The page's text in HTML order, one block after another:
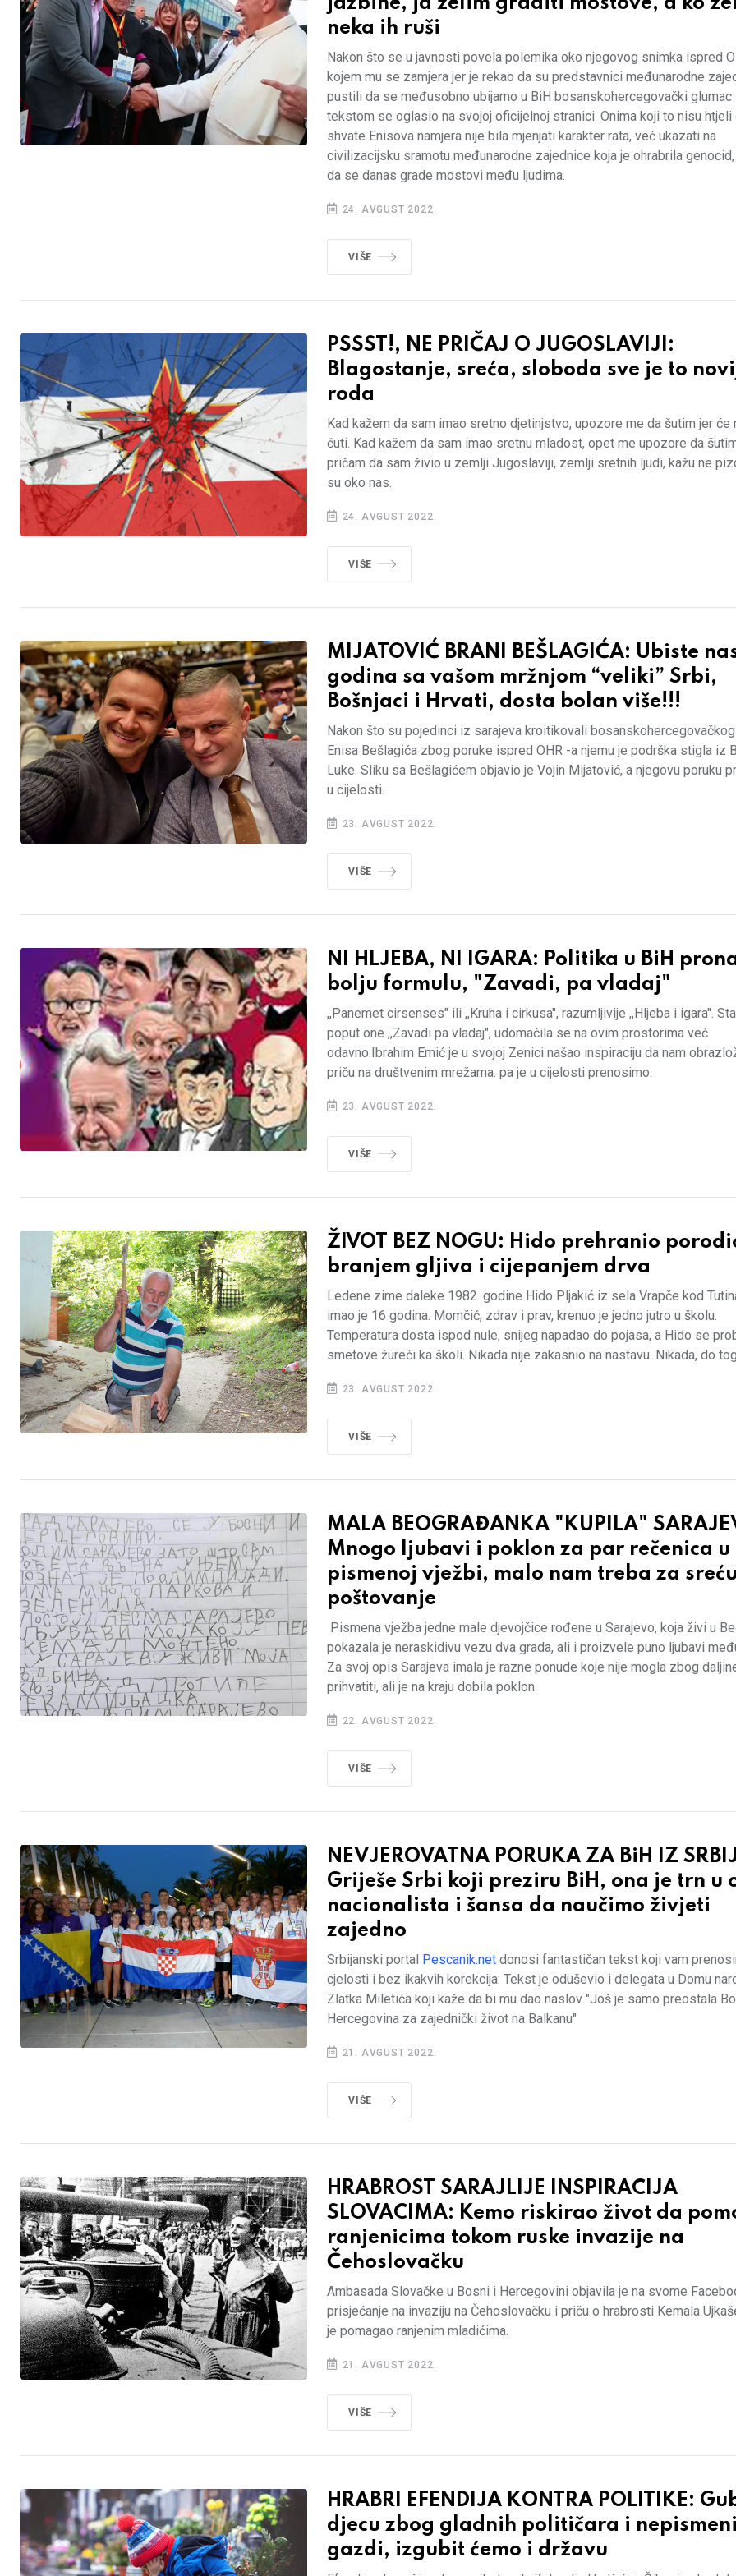
neka ih ruši
Nakon što se u javnosti povela polemika oko njegovog snimka ispred
kojem mu se zamjera jer je rekao da su predstavnici međunarodne
pustili da se međusobno ubijamo u BiH bosanskohercegovački glumac
tekstom se oglasio na svojoj oficijelnoj stranici. Onima koji to nisu htjeli
shvate Enisova namjera nije bila mjenjati karakter rata, već ukazati na
civilizacijsku sramotu međunarodne zajednice koja je ohrabrila
da se danas grade mostovi među ljudima.
24. AVGUST 2022.
VIŠE
PSSST!, NE PRIČAJ O JUGOSLAVIJI:
Blagostanje, sreća, sloboda sve je to
roda
Kad kažem da sam imao sretno djetinjstvo, upozore me da šutim jer će
čuti. Kad kažem da sam imao sretnu mladost, opet me upozore da
pričam da sam živio u zemlji Jugoslaviji, zemlji sretnih ljudi, kažu ne
su oko nas.
24. AVGUST 2022.
VIŠE
MIJATOVIĆ BRANI BEŠLAGIĆA: Ubiste
godina sa vašom mržnjom “veliki” Srbi,
Bošnjaci i Hrvati, dosta bolan više!!!
Nakon što su pojedinci iz sarajeva kroitikovali
Enisa Bešlagića zbog poruke ispred OHR -a njemu je podrška stigla iz
Luke. Sliku sa Bešlagićem objavio je Vojin Mijatović, a njegovu poruku
u cijelosti.
23. AVGUST 2022.
VIŠE
NI HLJEBA, NI IGARA: Politika u BiH
bolju formulu, "Zavadi, pa vladaj"
,,Panemet cirsenses" ili ,,Kruha i cirkusa", razumljivije ,,Hljeba i igara".
poput one ,,Zavadi pa vladaj", udomaćila se na ovim prostorima već
odavno.Ibrahim Emić je u svojoj Zenici našao inspiraciju da nam
priču na društvenim mrežama. pa je u cijelosti prenosimo.
23. AVGUST 2022.
VIŠE
ŽIVOT BEZ NOGU: Hido prehranio
branjem gljiva i cijepanjem drva
Ledene zime daleke 1982. godine Hido Pljakić iz sela Vrapče kod
imao je 16 godina. Momčić, zdrav i prav, krenuo je jedno jutro u školu.
Temperatura dosta ispod nule, snijeg napadao do pojasa, a Hido se
smetove žureći ka školi. Nikada nije zakasnio na nastavu. Nikada, do
23. AVGUST 2022.
VIŠE
MALA BEOGRAĐANKA "KUPILA"
Mnogo ljubavi i poklon za par rečenica u
pismenoj vježbi, malo nam treba za
poštovanje
Pismena vježba jedne male djevojčice rođene u Sarajevo, koja živi u
pokazala je neraskidivu vezu dva grada, ali i proizvele puno ljubavi
Za svoj opis Sarajeva imala je razne ponude koje nije mogla zbog
prihvatiti, ali je na kraju dobila poklon.
22. AVGUST 2022.
VIŠE
NEVJEROVATNA PORUKA ZA BiH IZ
Griješe Srbi koji preziru BiH, ona je trn u
nacionalista i šansa da naučimo živjeti
zajedno
Srbijanski portal Pescanik.net donosi fantastičan tekst koji vam
cjelosti i bez ikakvih korekcija: Tekst je oduševio i delegata u Domu
Zlatka Miletića koji kaže da bi mu dao naslov "Još je samo preostala
Hercegovina za zajednički život na Balkanu"
21. AVGUST 2022.
VIŠE
HRABROST SARAJLIJE INSPIRACIJA
SLOVACIMA: Kemo riskirao život da
ranjenicima tokom ruske invazije na
Čehoslovačku
Ambasada Slovačke u Bosni i Hercegovini objavila je na svome
prisjećanje na invaziju na Čehoslovačku i priču o hrabrosti Kemala
je pomagao ranjenim mladićima.
21. AVGUST 2022.
VIŠE
HRABRI EFENDIJA KONTRA POLITIKE:
djecu zbog gladnih političara i
gazdi, izgubit ćemo i državu